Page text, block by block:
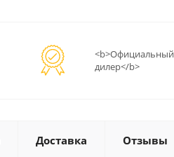
<b>Официальный
дилер</b>
Доставка Отзывы